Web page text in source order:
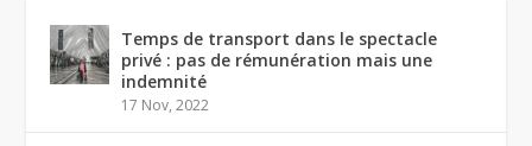
Temps de transport dans le spectacle
privé : pas de rémunération mais une
indemnité
17 Nov, 2022